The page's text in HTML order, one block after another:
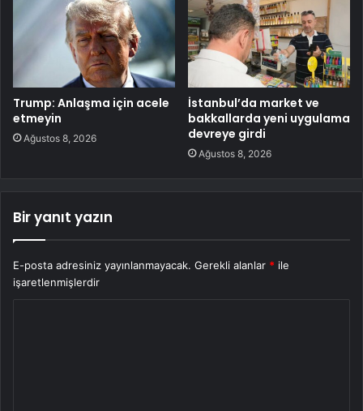
Trump: Anlaşma için acele
etmeyin
Ağustos 8, 2026
İstanbul’da market ve
bakkallarda yeni uygulama
devreye girdi
Ağustos 8, 2026
Bir yanıt yazın
E-posta adresiniz yayınlanmayacak. Gerekli alanlar * ile
işaretlenmişlerdir